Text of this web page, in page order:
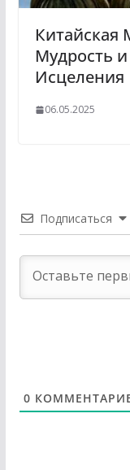
Китайская
Мудрость
Исцеления
06.05.2025
Подписаться
0